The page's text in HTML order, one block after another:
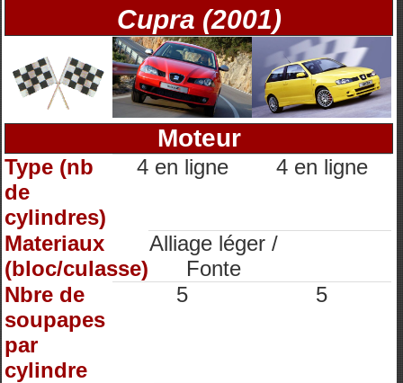
Cupra (2001)
Moteur
Type (nb
de
cylindres)
4 en ligne 4 en ligne
Materiaux
(bloc/culasse)
Alliage léger /
Fonte
Nbre de
soupapes
par
cylindre
5 5